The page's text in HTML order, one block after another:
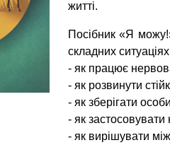
житті.
Посібник «Я
складних
- як працює
- як розвинути
- як зберігати
- як
- як вирішувати